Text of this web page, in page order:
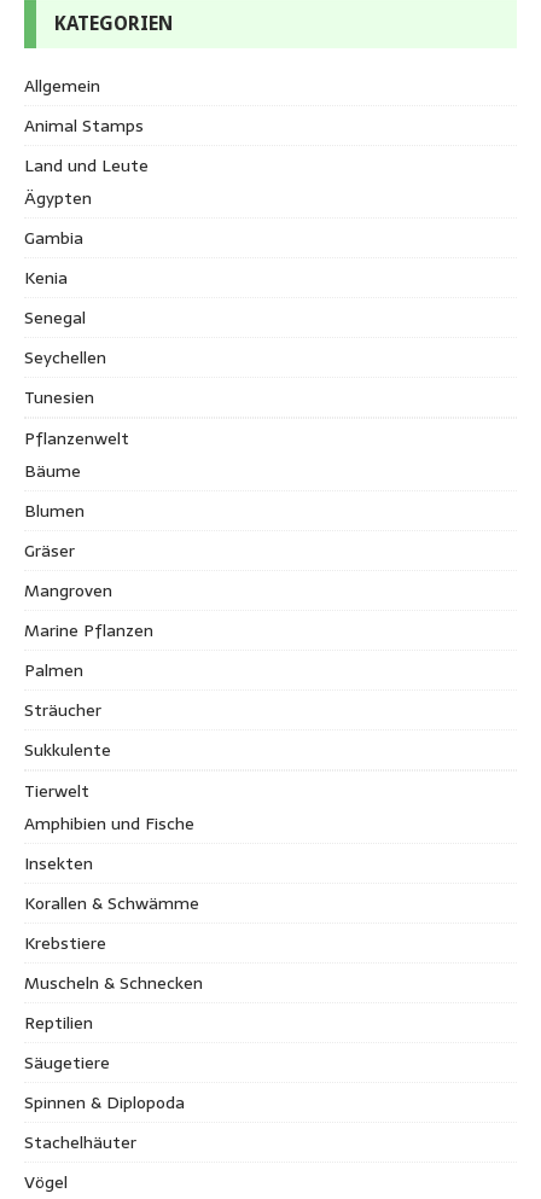
KATEGORIEN
Allgemein
Animal Stamps
Land und Leute
Ägypten
Gambia
Kenia
Senegal
Seychellen
Tunesien
Pflanzenwelt
Bäume
Blumen
Gräser
Mangroven
Marine Pflanzen
Palmen
Sträucher
Sukkulente
Tierwelt
Amphibien und Fische
Insekten
Korallen & Schwämme
Krebstiere
Muscheln & Schnecken
Reptilien
Säugetiere
Spinnen & Diplopoda
Stachelhäuter
Vögel